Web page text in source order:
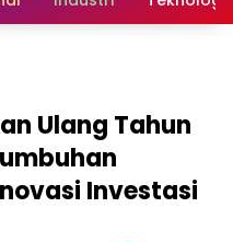
Ulang Tahun
Investasi